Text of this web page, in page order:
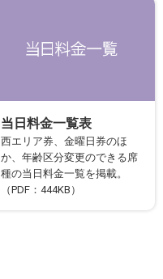
当日料金一覧表
西エリア券、金曜日券のほ
か、年齢区分変更のできる席
種の当日料金一覧を掲載。
（PDF：444KB）